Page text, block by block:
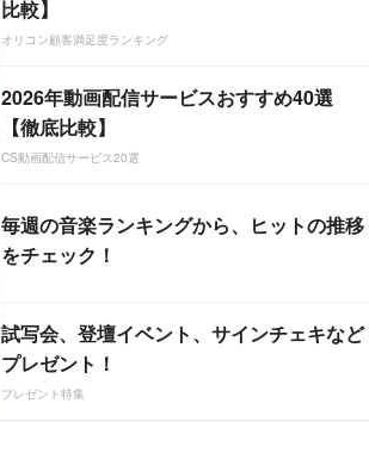
比較】
オリコン顧客満足度ランキング
2026年動画配信サービスおすすめ40選
【徹底比較】
CS動画配信サービス20選
毎週の音楽ランキングから、ヒットの推移
をチェック！
試写会、登壇イベント、サインチェキなど
プレゼント！
プレゼント特集